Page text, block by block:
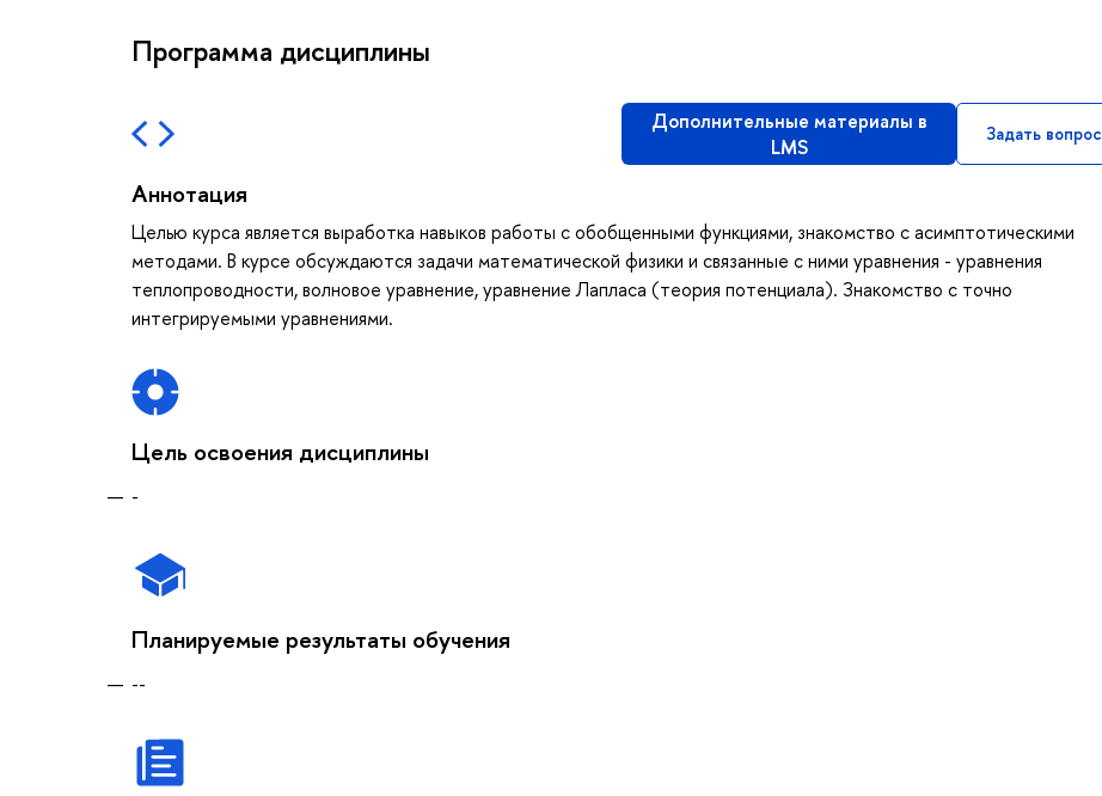
Программа дисциплины
Дополнительные материалы в
LMS
Задать вопрос
Аннотация
Целью курса является выработка навыков работы с обобщенными функциями, знакомство с асимптотическими
методами. В курсе обсуждаются задачи математической физики и связанные с ними уравнения - уравнения
теплопроводности, волновое уравнение, уравнение Лапласа (теория потенциала). Знакомство с точно
интегрируемыми уравнениями.
Цель освоения дисциплины
-
Планируемые результаты обучения
--